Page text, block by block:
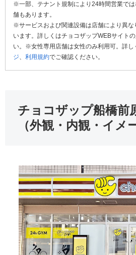
※一部、テナント規制により24時間営業で
舗もあります。
※サービスおよび関連設備は店舗により異
います。詳しくはチョコザップWEBサイト
い。※女性専用店舗は女性のみ利用可。詳し
ジ、 利用規約でご確認ください。
チョコザップ船橋前
（外観・内観・イメ